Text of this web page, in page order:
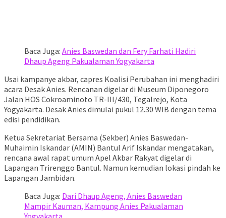
Baca Juga: Anies Baswedan dan Fery Farhati Hadiri
Dhaup Ageng Pakualaman Yogyakarta
Usai kampanye akbar, capres Koalisi Perubahan ini menghadiri
acara Desak Anies. Rencanan digelar di Museum Diponegoro
Jalan HOS Cokroaminoto TR-III/430, Tegalrejo, Kota
Yogyakarta. Desak Anies dimulai pukul 12.30 WIB dengan tema
edisi pendidikan.
Ketua Sekretariat Bersama (Sekber) Anies Baswedan-
Muhaimin Iskandar (AMIN) Bantul Arif Iskandar mengatakan,
rencana awal rapat umum Apel Akbar Rakyat digelar di
Lapangan Trirenggo Bantul. Namun kemudian lokasi pindah ke
Lapangan Jambidan.
Baca Juga: Dari Dhaup Ageng, Anies Baswedan
Mampir Kauman, Kampung Anies Pakualaman
Yogyakarta